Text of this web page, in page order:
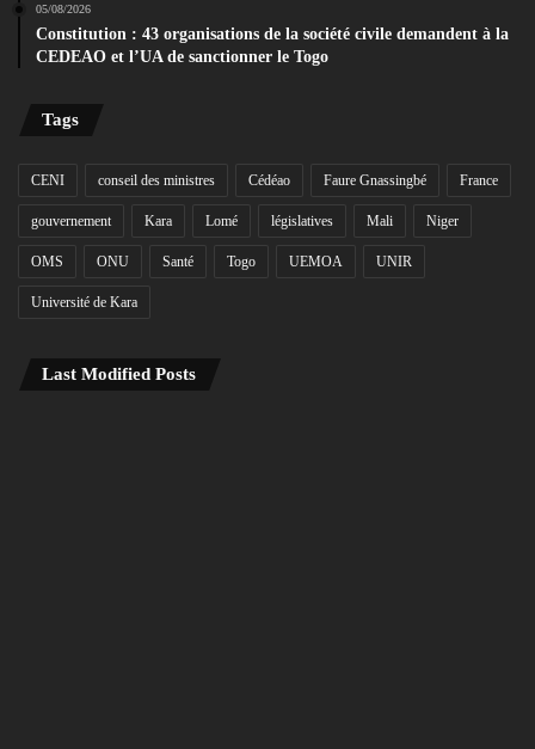
05/08/2026
Constitution : 43 organisations de la société civile demandent à la
CEDEAO et l’UA de sanctionner le Togo
Tags
CENI conseil des ministres Cédéao Faure Gnassingbé France
gouvernement Kara Lomé législatives Mali Niger
OMS ONU Santé Togo UEMOA UNIR
Université de Kara
Last Modified Posts